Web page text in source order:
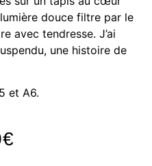
douce filtre par le
avec tendresse. J’ai
une histoire de
et A6.
€